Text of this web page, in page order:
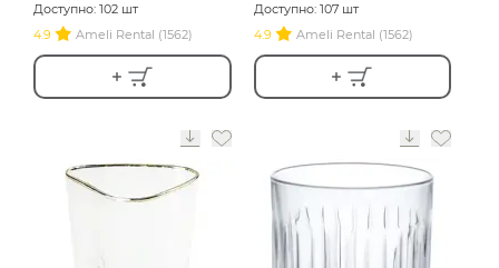
Доступно: 102 шт
4.9
Ameli Rental (1562)
Доступно: 107 шт
4.9
Ameli Rental (1562)